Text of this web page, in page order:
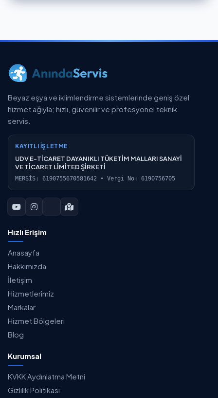
Beyaz eşya ve iklimlendirme sistemlerinde geniş özel
hizmet ağıyla; hızlı, güvenilir ve profesyonel teknik
servis.
KAYITLI İŞLETME
UDV E-TİCARET DAYANIKLI TÜKETİM MALLARI SANAYİ
VE TİCARET LİMİTED ŞİRKETİ
MERSİS: 6190755670581642 • Vergi No: 6190756705
Hızlı Erişim
Anasayfa
Hakkımızda
İletişim
Hizmetlerimiz
Markalar
Hizmet Bölgeleri
Blog
Kurumsal
KVKK Aydınlatma Metni
Gizlilik Politikası